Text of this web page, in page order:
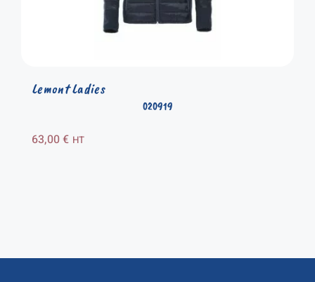
020919
Lemont Ladies
63,00€ HT